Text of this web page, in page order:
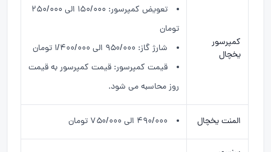
کمپرسور
یخچال
تعویض کمپرسور: ۱۵۰/۰۰۰ الی ۲۵۰/۰۰۰
تومان
شارژ گاز: ۹۵۰/۰۰۰ الی ۱/۴۰۰/۰۰۰ تومان
قیمت کمپرسور: قیمت کمپرسور به قیمت
روز محاسبه می شود.
المنت یخچال ۴۹۰/۰۰۰ الی ۷۵۰/۰۰۰ تومان